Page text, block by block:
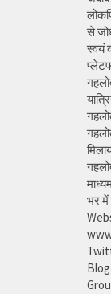
से
स्वयं
भर में